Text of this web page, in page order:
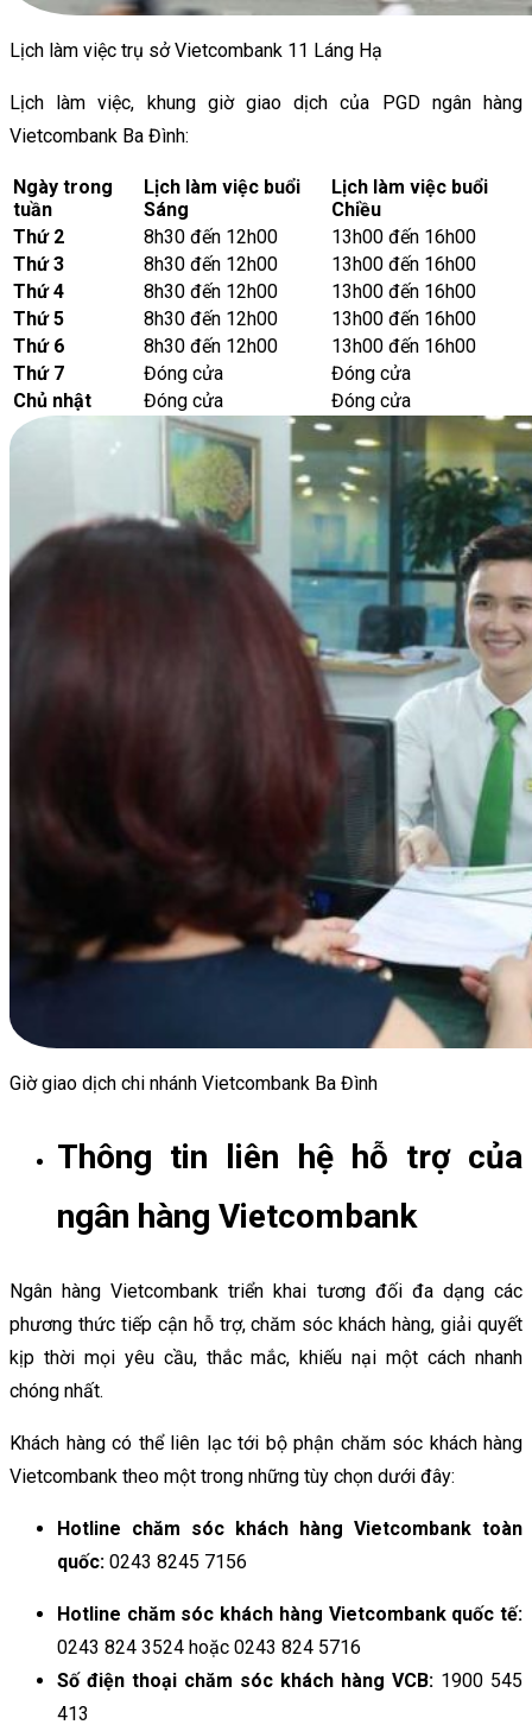
Lịch làm việc trụ sở Vietcombank 11 Láng Hạ
Lịch làm việc, khung giờ giao dịch của PGD ngân hàng
Vietcombank Ba Đình:
Ngày trong
tuần
Lịch làm việc buổi
Sáng
Lịch làm việc buổi
Chiều
Thứ 2
8h30 đến 12h00
13h00 đến 16h00
Thứ 3
8h30 đến 12h00
13h00 đến 16h00
Thứ 4
8h30 đến 12h00
13h00 đến 16h00
Thứ 5
8h30 đến 12h00
13h00 đến 16h00
Thứ 6
8h30 đến 12h00
13h00 đến 16h00
Thứ 7
Đóng cửa
Đóng cửa
Chủ nhật
Đóng cửa Đóng cửa
Giờ giao dịch chi nhánh Vietcombank Ba Đình
Thông tin liên hệ hỗ trợ của
ngân hàng Vietcombank
Ngân hàng Vietcombank triển khai tương đối đa dạng các
phương thức tiếp cận hỗ trợ, chăm sóc khách hàng, giải quyết
kịp thời mọi yêu cầu, thắc mắc, khiếu nại một cách nhanh
chóng nhất.
Khách hàng có thể liên lạc tới bộ phận chăm sóc khách hàng
Vietcombank theo một trong những tùy chọn dưới đây:
Hotline chăm sóc khách hàng Vietcombank toàn
quốc: 0243 8245 7156
Hotline chăm sóc khách hàng Vietcombank quốc tế:
0243 824 3524 hoặc 0243 824 5716
Số điện thoại chăm sóc khách hàng VCB: 1900 545
413